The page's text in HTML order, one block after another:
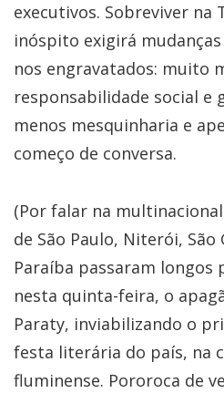
executivos. Sobreviver na
inóspito exigirá
nos engravatados: muito
responsabilidade social e
menos mesquinharia e
começo de conversa.
(Por falar na
de São Paulo, Niterói,
Paraíba passaram longos
nesta quinta-feira, o
Paraty, inviabilizando o
festa literária do país, na
fluminense. Pororoca de